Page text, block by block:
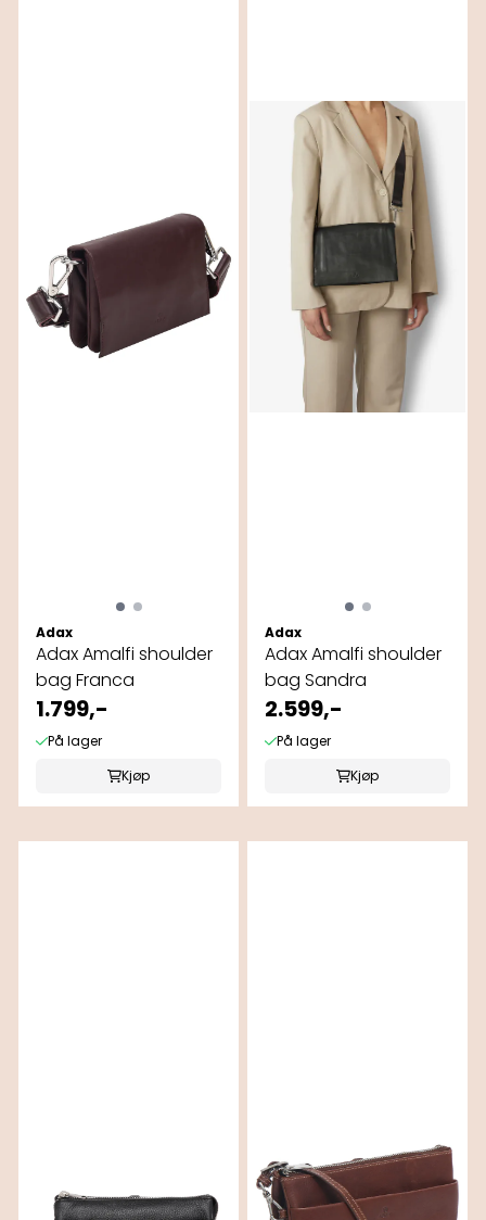
Adax
Adax Amalfi shoulder
bag Franca
1.799,-
På lager
Kjøp
Adax
Adax Amalfi shoulder
bag Sandra
2.599,-
På lager
Kjøp